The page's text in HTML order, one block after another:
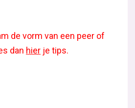
de vorm van een peer of
dan hier je tips.